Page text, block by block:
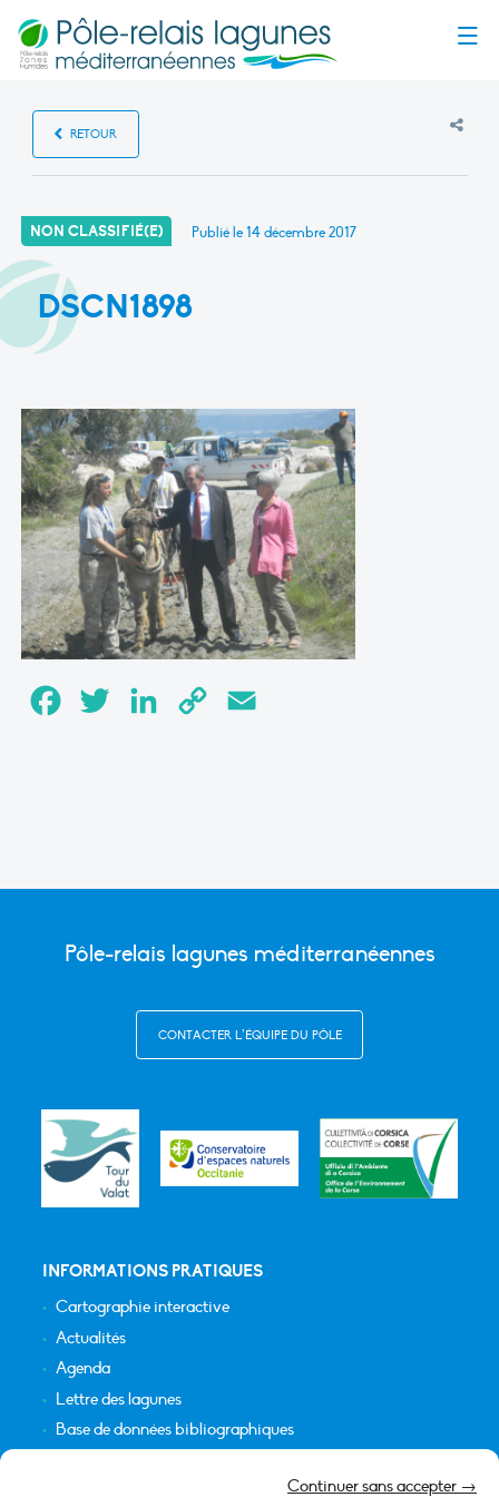
Continuer sans accepter →
RETOUR
NON CLASSIFIÉ(E) Publié le14 décembre 2017
DSCN1898
FacebookTwitter LinkedInCopy
Pôle-relais lagunes méditerranéennes
CONTACTER L’ÉQUIPE DU PÔLE
INFORMATIONS PRATIQUES
Cartographie interactive
Actualités
Agenda
Lettre des lagunes
Base de données bibliographiques